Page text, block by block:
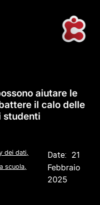
aiutare le
il calo delle
studenti
dei dati,
scuola,
Date:
21
Febbraio
2025